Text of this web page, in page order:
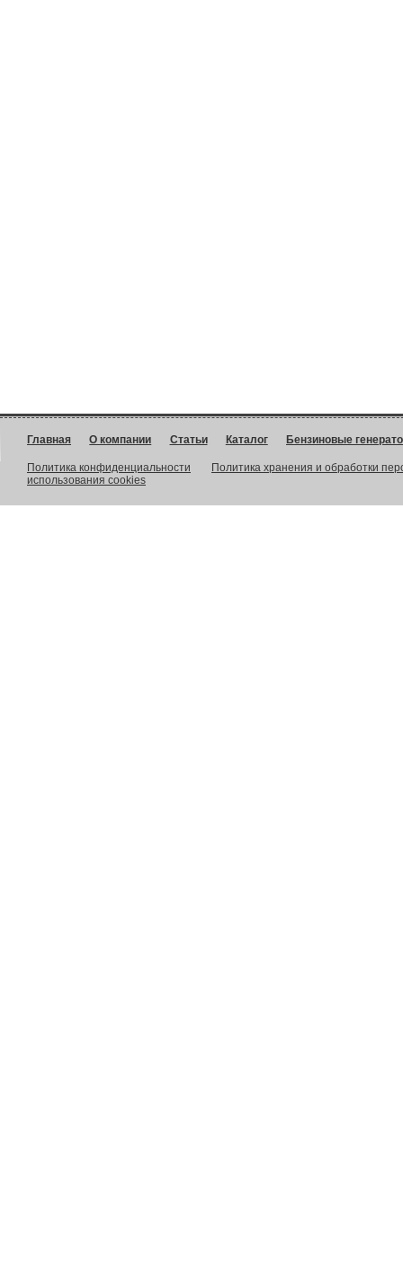
Главная О компании Статьи Каталог Бензиновые
Политика конфиденциальности
Политика хранения и обработки
использования cookies